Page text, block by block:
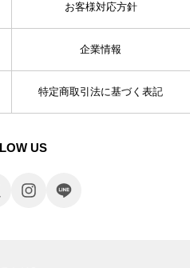
お客様対応方針
企業情報
特定商取引法に基づく表記
US